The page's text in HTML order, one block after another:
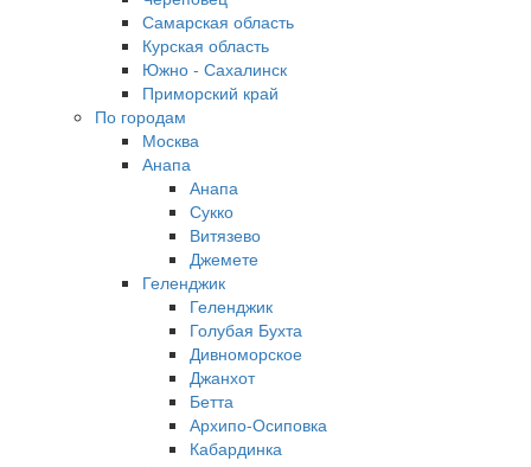
Самарская область
Курская область
Южно - Сахалинск
Приморский край
По городам
Москва
Анапа
Анапа
Сукко
Витязево
Джемете
Геленджик
Геленджик
Голубая Бухта
Дивноморское
Джанхот
Бетта
Архипо-Осиповка
Кабардинка